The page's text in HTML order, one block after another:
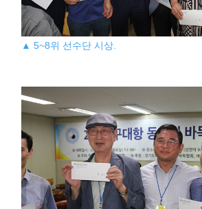
▲ 5~8위 선수단 시상.